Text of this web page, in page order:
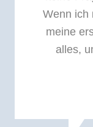
Wenn ich
meine
alles,